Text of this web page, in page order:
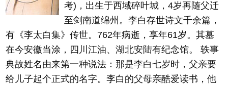
考)，出生于西域碎叶城，4岁再随父迁
至剑南道绵州。李白存世诗文千余篇，
有《李太白集》传世。762年病逝，享年61岁。其墓
在今安徽当涂，四川江油、湖北安陆有纪念馆。 轶事
典故姓名由来第一种说法：那是李白七岁时，父亲要
给儿子起个正式的名字。李白的父母亲酷爱读书，他